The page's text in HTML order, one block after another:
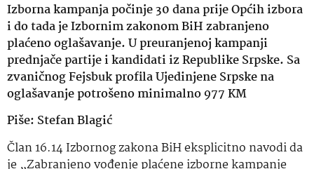
Izborna kampanja počinje 30 dana prije Općih izbora
i do tada je Izbornim zakonom BiH zabranjeno
plaćeno oglašavanje. U preuranjenoj kampanji
prednjače partije i kandidati iz Republike Srpske. Sa
zvaničnog Fejsbuk profila Ujedinjene Srpske na
oglašavanje potrošeno minimalno 977 KM
Piše: Stefan Blagić
Član 16.14 Izbornog zakona BiH eksplicitno navodi da
je „Zabranjeno vođenje plaćene izborne kampanje